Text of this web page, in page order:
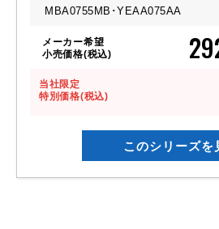
MBA0755MB･YEAA075AA
メーカー希望
小売価格(税込)
当社限定
特別価格(税込)
このシリーズを